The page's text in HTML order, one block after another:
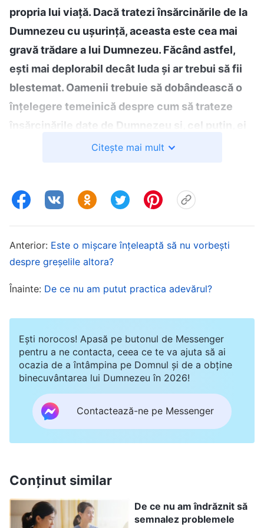
propria lui viață. Dacă tratezi însărcinările de la
Dumnezeu cu ușurință, aceasta este cea mai
gravă trădare a lui Dumnezeu. Făcând astfel,
ești mai deplorabil decât Iuda și ar trebui să fii
blestemat. Oamenii trebuie să dobândească o
înțelegere temeinică despre cum să trateze
însărcinările date de Dumnezeu și, cel puțin, ei
ar trebui să înțeleagă următoarele: faptul că
fel de har special pe care El îl arată omului, este
poate fi abandonat – chiar propria viață – dar
însărcinările date de Dumnezeu trebuie duse la
al zilelor de pe urmă, „Cum să cunoști natura omului”)
cuiva este încredințată de Dumnezeu și că e mai
importantă decât orice altceva. Să nu iau asta în
serios și să fiu iresponsabilă înseamnă să-L
ce a făcut Iuda, și vinovatul va fi blestemat.
Faptul că reușisem să fiu predicatoare în biserică
a fost favoarea lui Dumnezeu. Când în biserică
trebuia să îi demit sau să îi realoc, după caz.
Aceea era datoria, responsabilitatea mea. În
calitate de conducătoare de biserică, Li Ying a
Citește mai mult
Anterior: Este o mișcare înțeleaptă să nu vorbești
despre greșelile altora?
Înainte: De ce nu am putut practica adevărul?
Ești norocos! Apasă pe butonul de Messenger
pentru a ne contacta, ceea ce te va ajuta să ai
ocazia de a întâmpina pe Domnul și de a obține
binecuvântarea lui Dumnezeu în 2026!
Contactează-ne pe Messenger
Conținut similar
De ce nu am îndrăznit să
semnalez problemele